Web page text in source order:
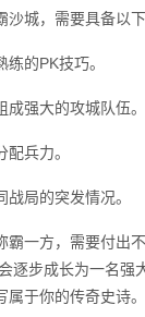
城，需要具备以下
的PK技巧。
强大的攻城队伍。
兵力。
局的突发情况。
霸一方，需要付出
逐步成长为一名
于你的传奇史诗。